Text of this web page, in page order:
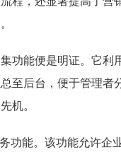
功能便是明证。它利
至后台，便于管理者
机。
功能。该功能允许企